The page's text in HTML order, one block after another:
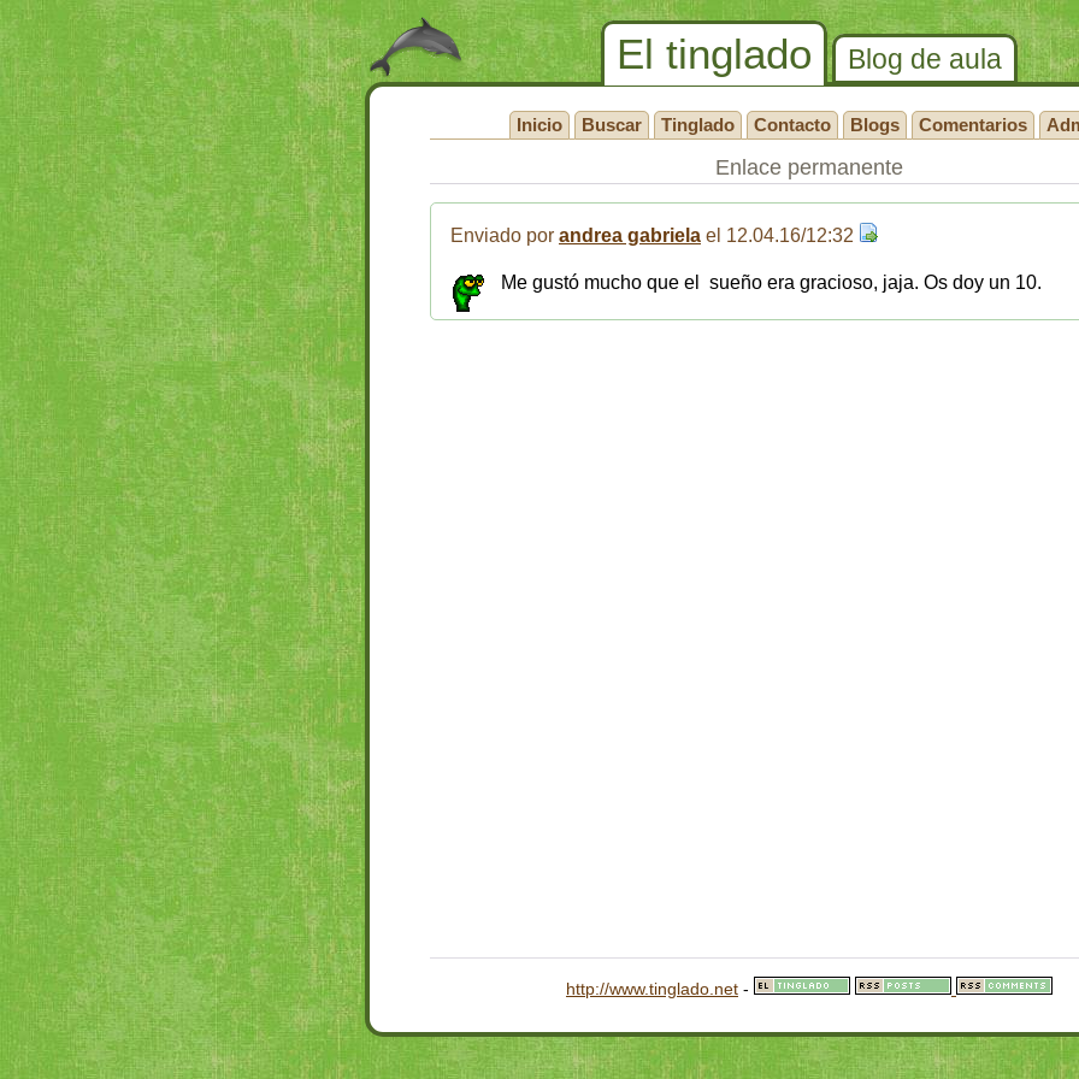
El tinglado Blog de aula
Inicio Buscar Tinglado Contacto Blogs Comentarios
Enlace permanente
Enviado por andrea gabriela el 12.04.16/12:32
Me gustó mucho que el sueño era gracioso, jaja. Os doy un 10.
http://www.tinglado.net -